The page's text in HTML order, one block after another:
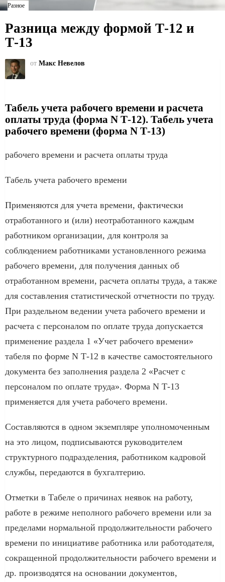
Разное
Разница между формой Т-12 и
Т-13
от Макс Невелов
Табель учета рабочего времени и расчета
оплаты труда (форма N Т-12). Табель учета
рабочего времени (форма N Т-13)
рабочего времени и расчета оплаты труда
Табель учета рабочего времени
Применяются для учета времени, фактически
отработанного и (или) неотработанного каждым
работником организации, для контроля за
соблюдением работниками установленного режима
рабочего времени, для получения данных об
отработанном времени, расчета оплаты труда, а также
для составления статистической отчетности по труду.
При раздельном ведении учета рабочего времени и
расчета с персоналом по оплате труда допускается
применение раздела 1 «Учет рабочего времени»
табеля по форме N Т-12 в качестве самостоятельного
документа без заполнения раздела 2 «Расчет с
персоналом по оплате труда». Форма N Т-13
применяется для учета рабочего времени.
Составляются в одном экземпляре уполномоченным
на это лицом, подписываются руководителем
структурного подразделения, работником кадровой
службы, передаются в бухгалтерию.
Отметки в Табеле о причинах неявок на работу,
работе в режиме неполного рабочего времени или за
пределами нормальной продолжительности рабочего
времени по инициативе работника или работодателя,
сокращенной продолжительности рабочего времени и
др. производятся на основании документов,